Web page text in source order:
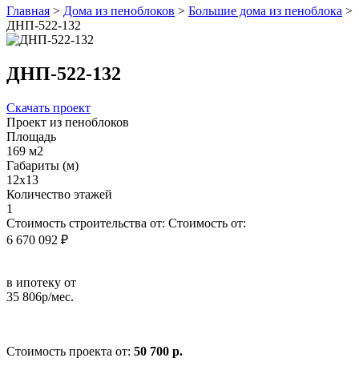
Главная > Дома из пеноблоков > Большие дома из пеноблока >
ДНП-522-132
ДНП-522-132
Скачать проект
Проект из пеноблоков
Площадь
169 м2
Габариты (м)
12х13
Количество этажей
1
Стоимость строительства от: Стоимость от:
6 670 092 ₽
в ипотеку от
35 806р/мес.
Стоимость проекта от: 50 700 р.